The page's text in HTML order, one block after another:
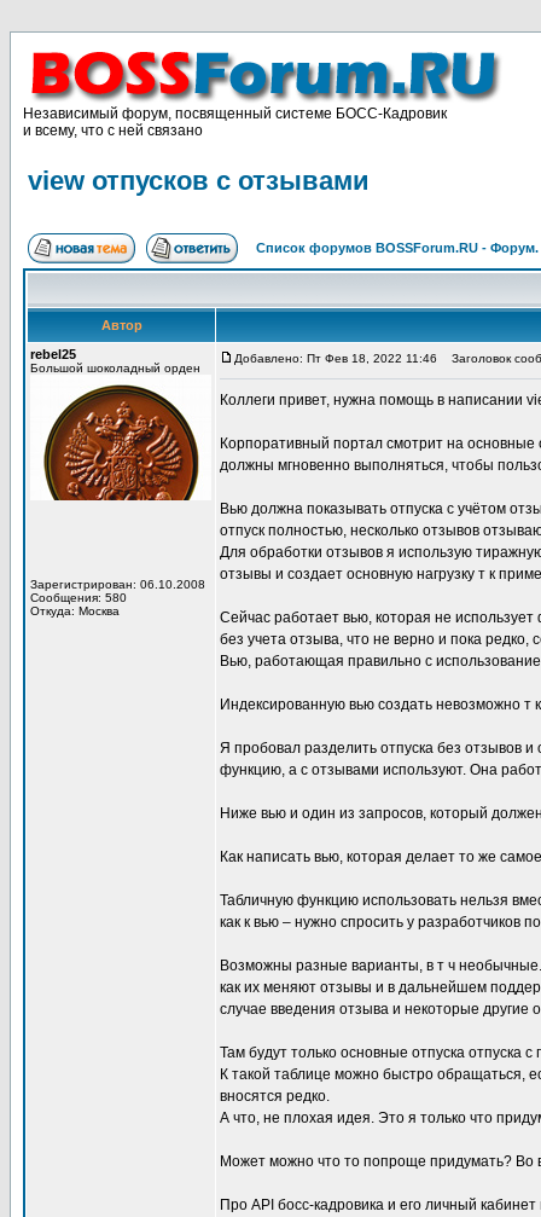
Независимый форум, посвященный системе БОСС-Кадровик
и всему, что с ней связано
view отпусков с отзывами
Список форумов BOSSForum.RU -
Автор
rebel25
Большой шоколадный орден
Зарегистрирован: 06.10.2008
Сообщения: 580
Откуда: Москва
Добавлено: Пт Фев 18, 2022 11:46 Заголовок
Коллеги привет, нужна помощь в написании
Корпоративный портал смотрит на
должны мгновенно выполняться, чтобы
Вью должна показывать отпуска с учётом
отпуск полностью, несколько отзывов
Для обработки отзывов я использую
отзывы и создает основную нагрузку т к
Сейчас работает вью, которая не
без учета отзыва, что не верно и пока редко,
Вью, работающая правильно с
Индексированную вью создать невозможно т
Я пробовал разделить отпуска без отзывов
функцию, а с отзывами используют. Она
Ниже вью и один из запросов, который
Как написать вью, которая делает то же
Табличную функцию использовать нельзя
как к вью – нужно спросить у разработчиков
Возможны разные варианты, в т ч
как их меняют отзывы и в дальнейшем
случае введения отзыва и некоторые другие
Там будут только основные отпуска отпуска
К такой таблице можно быстро обращаться,
вносятся редко.
А что, не плохая идея. Это я только что
Может можно что то попроще придумать? Во
Про API босс-кадровика и его личный